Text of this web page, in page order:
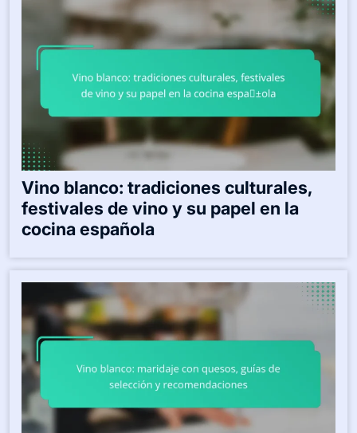
Vino blanco: tradiciones culturales,
festivales de vino y su papel en la
cocina española